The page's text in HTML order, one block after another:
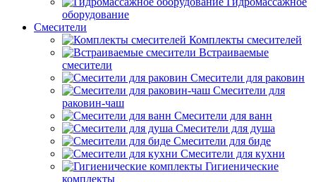
оборудование
Смесители
Комплекты смесителей
Встраиваемые
смесители
Смесители для раковин
Смесители для
раковин-чаш
Смесители для ванн
Смесители для душа
Смесители для биде
Смесители для кухни
Гигиенические
комплекты